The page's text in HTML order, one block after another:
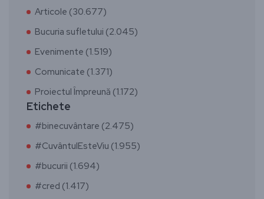
Articole (30.677)
Bucuria sufletului (2.045)
Evenimente (1.519)
Comunicate (1.371)
Proiectul Împreună (1.172)
Etichete
#binecuvântare (2.475)
#CuvântulEsteViu (1.955)
#bucurii (1.694)
#cred (1.417)